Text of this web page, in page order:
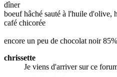
dîner
boeuf hâché sauté à l'huile d'olive,
café chicorée
encore un peu de chocolat noir
chrissette
Je viens d'arriver sur ce